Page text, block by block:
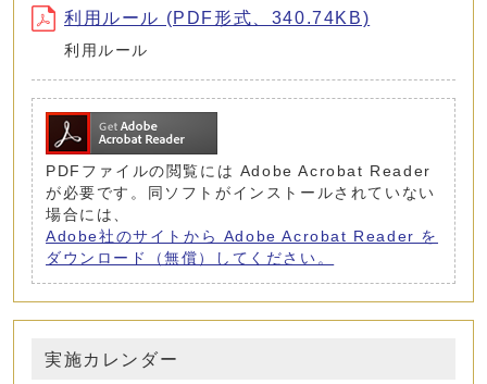
利用ルール (PDF形式、340.74KB)
利用ルール
PDFファイルの閲覧には Adobe Acrobat Reader
が必要です。同ソフトがインストールされていない
場合には、
Adobe社のサイトから Adobe Acrobat Reader を
ダウンロード（無償）してください。
実施カレンダー